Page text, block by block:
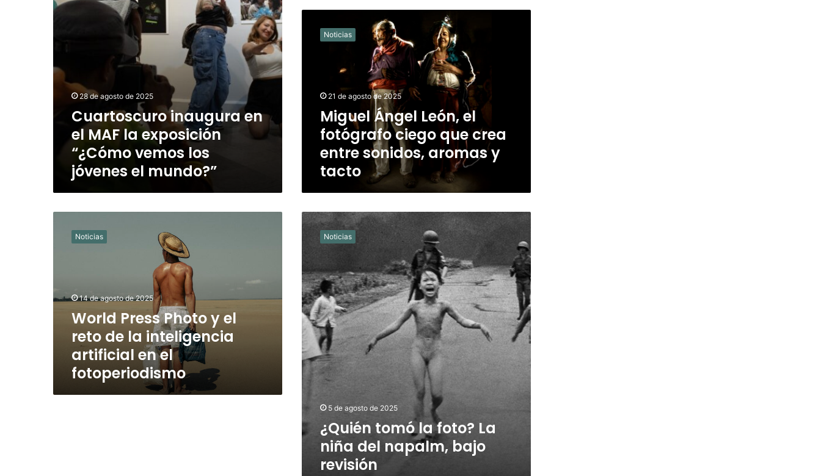
“¿Cómo
el
28 de agosto de 2025
Cuartoscuro inaugura en
el MAF la exposición
“¿Cómo vemos los
jóvenes el mundo?”
Ángel
León,
sonidos,
Noticias
21 de agosto de 2025
Miguel Ángel León, el
fotógrafo ciego que crea
entre sonidos, aromas y
tacto
Press
Photo
de
inteligencia
artificial
fotoperiodismo
Noticias
14 de agosto de 2025
World Press Photo y el
reto de la inteligencia
artificial en el
fotoperiodismo
¿Quién
tomó
niña
del
napalm,
bajo
revisión
Noticias
5 de agosto de 2025
¿Quién tomó la foto? La
niña del napalm, bajo
revisión